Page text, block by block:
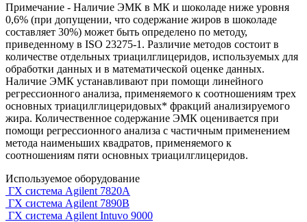
Примечание - Наличие ЭМК в МК и шоколаде ниже уровня
0,6% (при допущении, что содержание жиров в шоколаде
составляет 30%) может быть определено по методу,
приведенному в ISO 23275-1. Различие методов состоит в
количестве отдельных триацилглицеридов, используемых для
обработки данных и в математической оценке данных.
Наличие ЭМК устанавливают при помощи линейного
регрессионного анализа, применяемого к соотношениям трех
основных триацилглицеридовых* фракций анализируемого
жира. Количественное содержание ЭМК оценивается при
помощи регрессионного анализа с частичным применением
метода наименьших квадратов, применяемого к
соотношениям пяти основных триацилглицеридов.
Используемое оборудование
ГХ система Agilent 7820A
ГХ система Agilent 7890B
ГХ система Agilent Intuvo 9000